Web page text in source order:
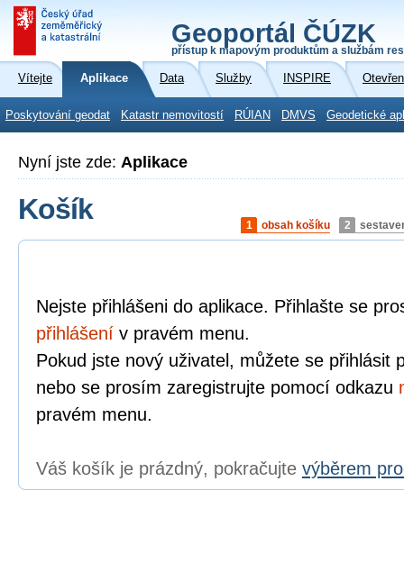
Geoportál ČÚZK
přístup k mapovým produktům a službám
Vítejte Aplikace Data Služby INSPIRE
Poskytování geodat Katastr nemovitostí RÚIAN DMVS Geodetické
Nyní jste zde: Aplikace
Košík 1 obsah košíku 2
Nejste přihlášeni do aplikace. Přihlašte se
přihlášení v pravém menu.
Pokud jste nový uživatel, můžete se přihlásit
nebo se prosím zaregistrujte pomocí odkazu
pravém menu.
Váš košík je prázdný, pokračujte výběrem